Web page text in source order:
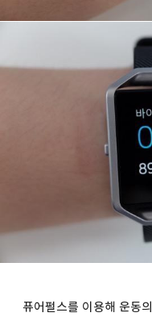
퓨어펄스를 이용해 운동